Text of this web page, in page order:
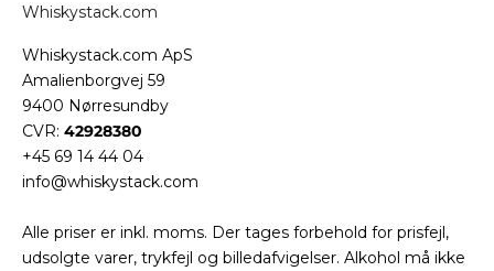
Whiskystack.com
Whiskystack.com ApS
Amalienborgvej 59
9400 Nørresundby
CVR: 42928380
+45 69 14 44 04
info@whiskystack.com
Alle priser er inkl. moms. Der tages forbehold for prisfejl,
udsolgte varer, trykfejl og billedafvigelser. Alkohol må ikke